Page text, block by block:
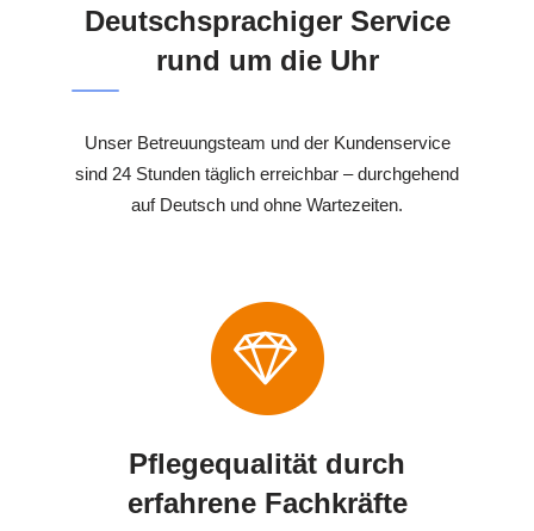
Deutschsprachiger Service
rund um die Uhr
Unser Betreuungsteam und der Kundenservice
sind 24 Stunden täglich erreichbar – durchgehend
auf Deutsch und ohne Wartezeiten.
Pflegequalität durch
erfahrene Fachkräfte